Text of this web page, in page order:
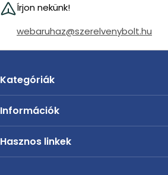
Írjon nekünk!
webaruhaz@szerelvenybolt.hu
Kategóriák
Információk
Hasznos linkek